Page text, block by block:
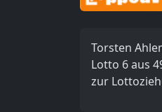
Torsten
Lotto 6 aus
zur